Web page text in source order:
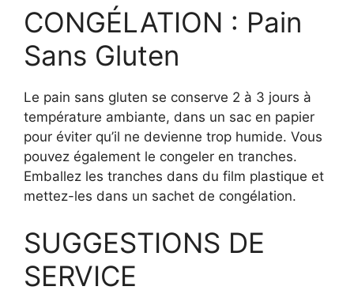
CONGÉLATION : Pain
Sans Gluten
Le pain sans gluten se conserve 2 à 3 jours à
température ambiante, dans un sac en papier
pour éviter qu’il ne devienne trop humide. Vous
pouvez également le congeler en tranches.
Emballez les tranches dans du film plastique et
mettez-les dans un sachet de congélation.
SUGGESTIONS DE
SERVICE